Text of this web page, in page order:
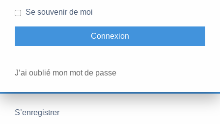
Se souvenir de moi
J’ai oublié mon mot de passe
S’enregistrer